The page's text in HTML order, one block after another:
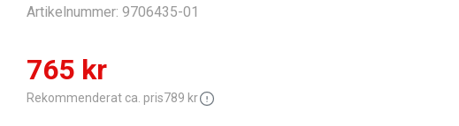
Artikelnummer: 9706435-01
Det
ursprungliga
765 kr
Det
nuvarande
Rekommenderat ca. pris789 kr